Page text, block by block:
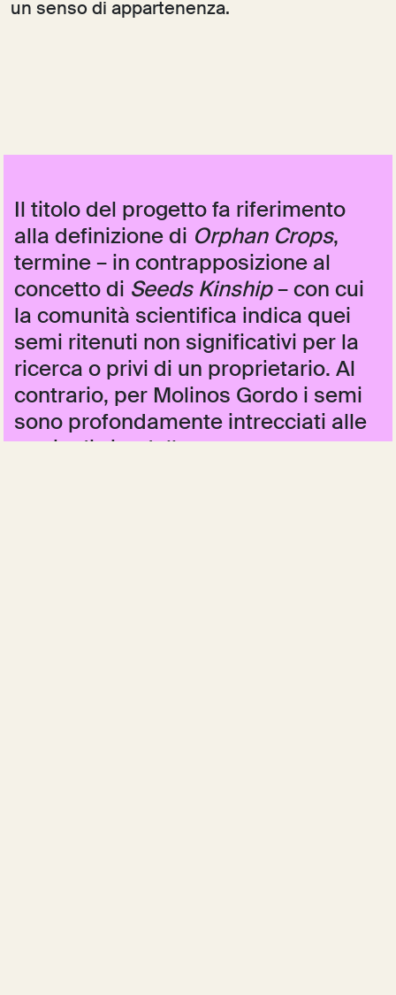
un senso di appartenenza.
Il titolo del progetto fa riferimento
alla definizione di Orphan Crops,
termine – in contrapposizione al
concetto di Seeds Kinship– con cui
la comunità scientifica indica quei
semi ritenuti non significativi per la
ricerca o privi di un proprietario. Al
contrario, per Molinos Gordo i semi
sono profondamente intrecciati alle